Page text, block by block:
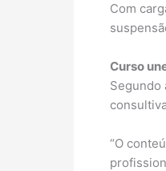
Com
Curso
Segundo
“O